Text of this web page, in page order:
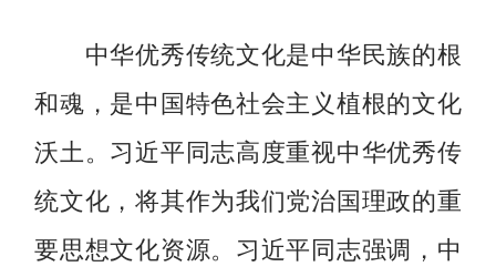
中华优秀传统文化是中华民族的根
和魂，是中国特色社会主义植根的文化
沃土。习近平同志高度重视中华优秀传
统文化，将其作为我们党治国理政的重
要思想文化资源。习近平同志强调，中